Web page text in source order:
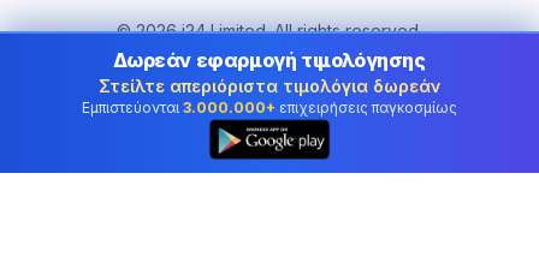
©2026i24 Limited. All rights reserved.
Εξυπηρετώντας επιχειρήσεις στην Greece
Αλλαγή χώρας:
Greece
Δωρεάν εφαρμογή τιμολόγησης
Στείλτε απεριόριστα τιμολόγια δωρεάν
Εμπιστεύονται 3.000.000+ επιχειρήσεις παγκοσμίως
👆